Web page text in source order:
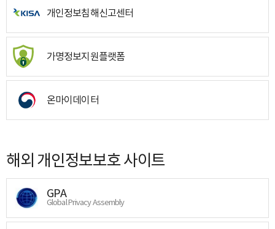
개인정보침해신고센터
가명정보지원플랫폼
온마이데이터
해외 개인정보보호 사이트
GPA
Global Privacy Assembly